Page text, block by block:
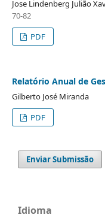
Jose Lindenberg Julião
70-82
PDF
Relatório Anual de
Gilberto José Miranda
PDF
Enviar Submissão
Idioma